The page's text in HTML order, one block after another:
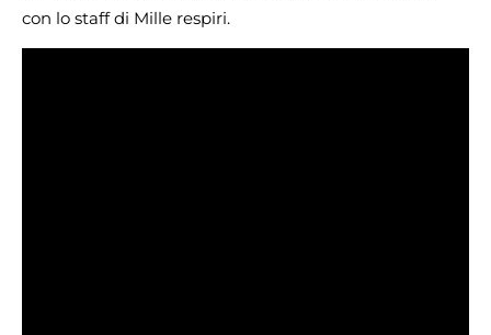
con lo staff di Mille respiri.